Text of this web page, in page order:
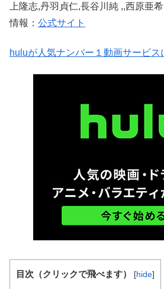
上隆志,丹羽貞仁,長谷川純 ,,西原亜
情報： 公式サイト
huluが人気ナンバー１動画サービス
目次（クリックで飛べます） [hide]